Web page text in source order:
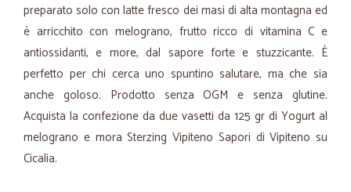
preparato solo con latte fresco dei masi di alta montagna ed
è arricchito con melograno, frutto ricco di vitamina C e
antiossidanti, e more, dal sapore forte e stuzzicante. È
perfetto per chi cerca uno spuntino salutare, ma che sia
anche goloso. Prodotto senza OGM e senza glutine.
Acquista la confezione da due vasetti da 125 gr di Yogurt al
melograno e mora Sterzing Vipiteno Sapori di Vipiteno su
Cicalia.